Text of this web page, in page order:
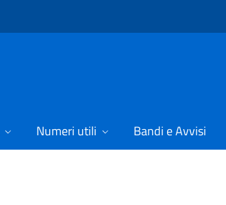
Numeri utili Bandi e Avvisi